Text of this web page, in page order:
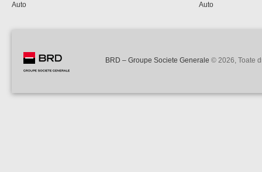
Auto
Auto
BRD – Groupe Societe Generale © 2026, Toate